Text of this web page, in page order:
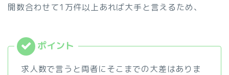
開数合わせて1万件以上あれば大手と言えるため、
求人数で言うと両者にそこまでの大差はありま